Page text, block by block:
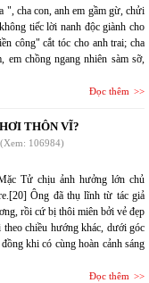
", cha con, anh em gầm gừ, chửi
tiếc lời nanh độc giành cho
công" cắt tóc cho anh trai; cha
em chồng ngang nhiên sàm sỡ,
Đọc thêm
THÔN VĨ?
(Xem: 106984)
Tử chịu ảnh hưởng lớn chủ
Ông đã thụ lĩnh từ tác giả
rồi cứ bị thôi miên bởi vẻ đẹp
chiều hướng khác, dưới góc
khi có cùng hoàn cảnh sáng
Đọc thêm